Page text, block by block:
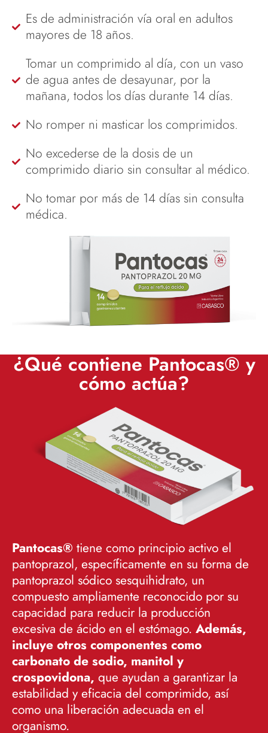
Es de administración vía oral en adultos
mayores de 18 años.
Tomar un comprimido al día, con un vaso
de agua antes de desayunar, por la
mañana, todos los días durante 14 días.
No romper ni masticar los comprimidos.
No excederse de la dosis de un
comprimido diario sin consultar al médico.
No tomar por más de 14 días sin consulta
médica.
¿Qué contiene Pantocas® y
cómo actúa?
Pantocas® tiene como principio activo el
pantoprazol, específicamente en su forma de
pantoprazol sódico sesquihidrato, un
compuesto ampliamente reconocido por su
capacidad para reducir la producción
excesiva de ácido en el estómago. Además,
incluye otros componentes como
carbonato de sodio, manitol y
crospovidona, que ayudan a garantizar la
estabilidad y eficacia del comprimido, así
como una liberación adecuada en el
organismo.